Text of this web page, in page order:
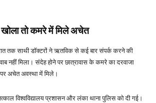
खोला तो कमरे में मिले अचेत
तक साथी डॉक्टरों ने ऋतविक से कई बार संपर्क करने की
नहीं मिला। संदेह होने पर छात्रावास के कमरे का दरवाजा
पर अचेत अवस्था में मिले।
विश्वविद्यालय प्रशासन और लंका थाना पुलिस को दी गई।